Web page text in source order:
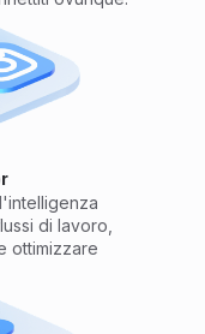
di lavoro,
ottimizzare